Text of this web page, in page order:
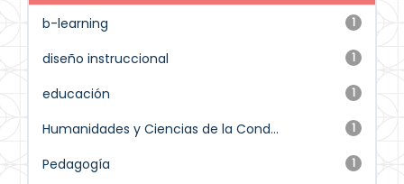
1
b-learning
1
diseño instruccional
1
educación
1
Humanidades y Ciencias de la Cond...
1
Pedagogía